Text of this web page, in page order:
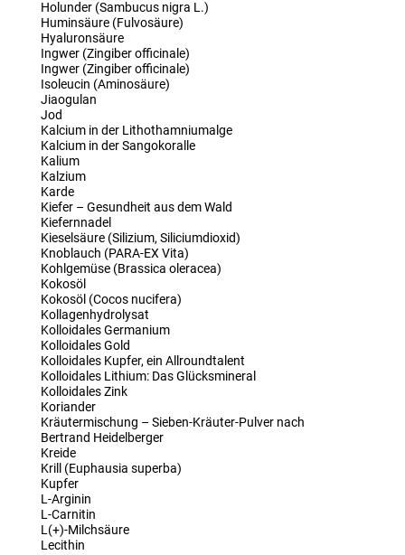
Holunder (Sambucus nigra L.)
Huminsäure (Fulvosäure)
Hyaluronsäure
Ingwer (Zingiber officinale)
Ingwer (Zingiber officinale)
Isoleucin (Aminosäure)
Jiaogulan
Jod
Kalcium in der Lithothamniumalge
Kalcium in der Sangokoralle
Kalium
Kalzium
Karde
Kiefer – Gesundheit aus dem Wald
Kiefernnadel
Kieselsäure (Silizium, Siliciumdioxid)
Knoblauch (PARA-EX Vita)
Kohlgemüse (Brassica oleracea)
Kokosöl
Kokosöl (Cocos nucifera)
Kollagenhydrolysat
Kolloidales Germanium
Kolloidales Gold
Kolloidales Kupfer, ein Allroundtalent
Kolloidales Lithium: Das Glücksmineral
Kolloidales Zink
Koriander
Kräutermischung – Sieben-Kräuter-Pulver nach
Bertrand Heidelberger
Kreide
Krill (Euphausia superba)
Kupfer
L-Arginin
L-Carnitin
L(+)-Milchsäure
Lecithin